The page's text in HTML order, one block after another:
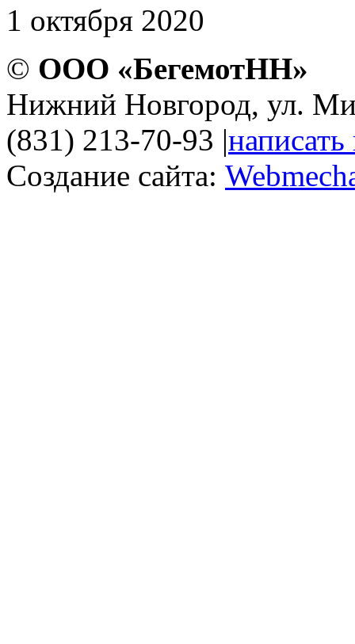
1 октября 2020
© ООО «БегемотНН»
Нижний Новгород, ул.
(831) 213-70-93 |
Создание сайта: